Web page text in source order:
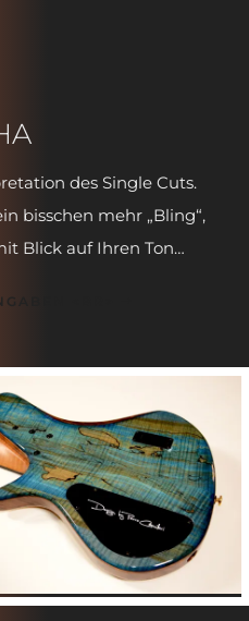
des Single Cuts.
bisschen mehr „Bling“,
Blick auf Ihren Ton…
<BR>